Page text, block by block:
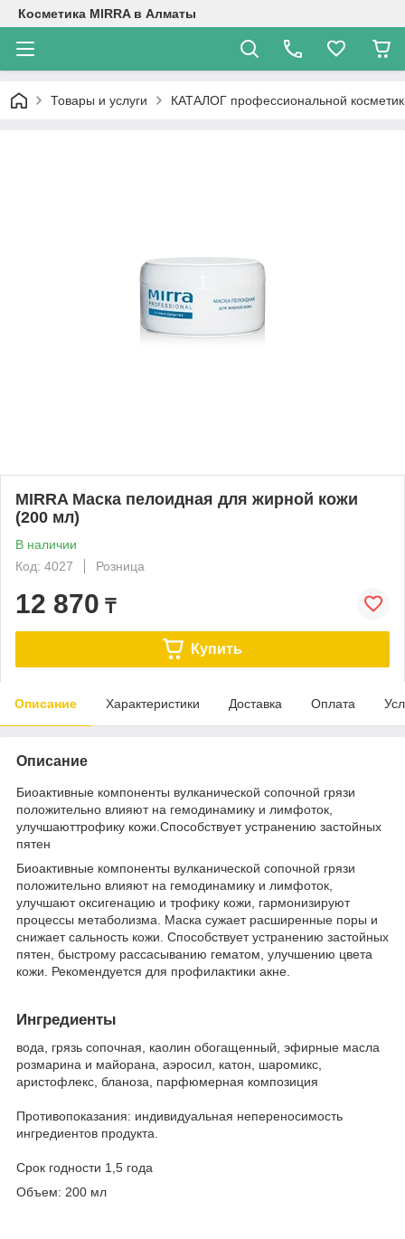
Косметика MIRRA в Алматы
Товары и услуги КАТАЛОГ профессиональной
MIRRA Маска пелоидная для жирной кожи
(200 мл)
В наличии
Код: 4027
Розница
12 870 ₸
Купить
Описание Характеристики Доставка Оплата
Описание
Биоактивные компоненты вулканической сопочной грязи
положительно влияют на гемодинамику и лимфоток,
улучшаюттрофику кожи.Способствует устранению застойных
пятен
Биоактивные компоненты вулканической сопочной грязи
положительно влияют на гемодинамику и лимфоток,
улучшают оксигенацию и трофику кожи, гармонизируют
процессы метаболизма. Маска сужает расширенные поры и
снижает сальность кожи. Способствует устранению застойных
пятен, быстрому рассасыванию гематом, улучшению цвета
кожи. Рекомендуется для профилактики акне.
Ингредиенты
вода, грязь сопочная, каолин обогащенный, эфирные масла
розмарина и майорана, аэросил, катон, шаромикс,
аристофлекс, бланоза, парфюмерная композиция
Противопоказания: индивидуальная непереносимость
ингредиентов продукта.
Срок годности 1,5 года
Объем: 200 мл